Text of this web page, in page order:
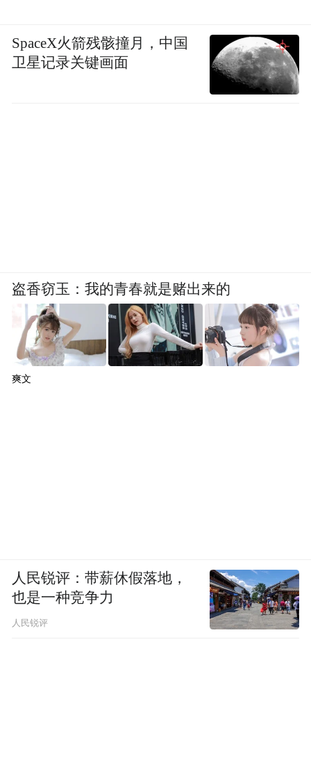
SpaceX火箭残骸撞月，中国
卫星记录关键画面
盗香窃玉：我的青春就是赌出来的
爽文
人民锐评：带薪休假落地，
也是一种竞争力
人民锐评